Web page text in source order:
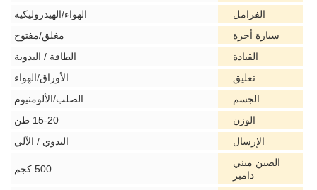
الفرامل
الهواء/الهيدروليكية
سيارة أجرة
مغلق/مفتوح
القيادة
الطاقة / اليدوية
تعليق
الأوراق/الهواء
الجسم
الصلب/الألومنيوم
الوزن
15-20 طن
الإرسال
اليدوي / الآلي
الصين ميني
دامبر
500 كجم